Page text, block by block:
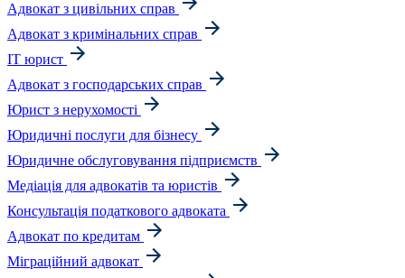
Адвокат з цивільних справ
Адвокат з кримінальних справ
IT юрист
Адвокат з господарських справ
Юрист з нерухомості
Юридичні послуги для бізнесу
Юридичне обслуговування підприємств
Медіація для адвокатів та юристів
Консультація податкового адвоката
Адвокат по кредитам
Міграційний адвокат